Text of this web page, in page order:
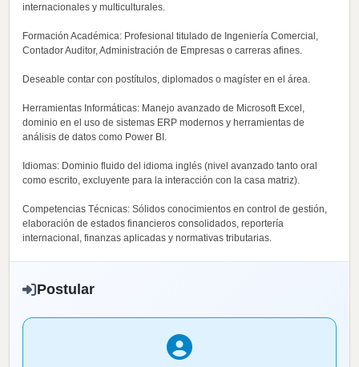
internacionales y multiculturales.
Formación Académica: Profesional titulado de Ingeniería Comercial,
Contador Auditor, Administración de Empresas o carreras afines.
Deseable contar con postítulos, diplomados o magíster en el área.
Herramientas Informáticas: Manejo avanzado de Microsoft Excel,
dominio en el uso de sistemas ERP modernos y herramientas de
análisis de datos como Power BI.
Idiomas: Dominio fluido del idioma inglés (nivel avanzado tanto oral
como escrito, excluyente para la interacción con la casa matriz).
Competencias Técnicas: Sólidos conocimientos en control de gestión,
elaboración de estados financieros consolidados, reportería
internacional, finanzas aplicadas y normativas tributarias.
Postular